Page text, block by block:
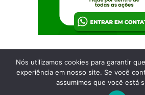
© Copyright 2025 Cherminho
Cherminho Premiações é uma marca operada por A
LTDA.
Nós utilizamos cookies para garantir
experiência em nosso site. Se você
assumimos que você está